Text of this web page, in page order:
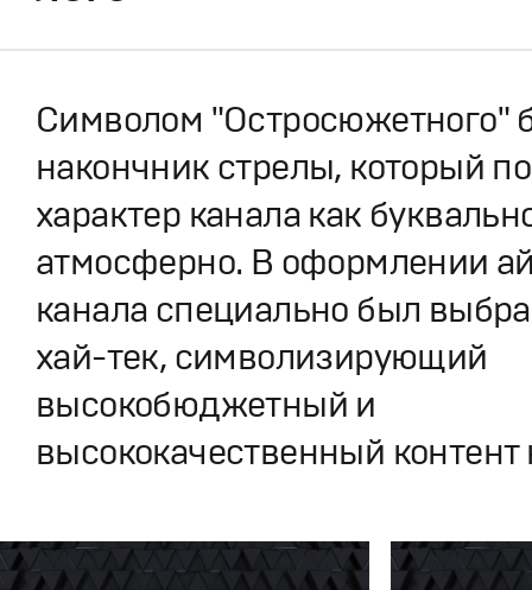
Символом "Остросюжетного"
накончник стрелы, который
характер канала как
атмосферно. В оформлении
канала специально был
хай-тек, символизирующий
высокобюджетный и
высококачественный